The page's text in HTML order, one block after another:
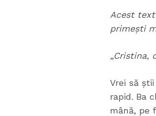
Acest
primești
„Cristina,
Vrei să
rapid. Ba
mână, pe